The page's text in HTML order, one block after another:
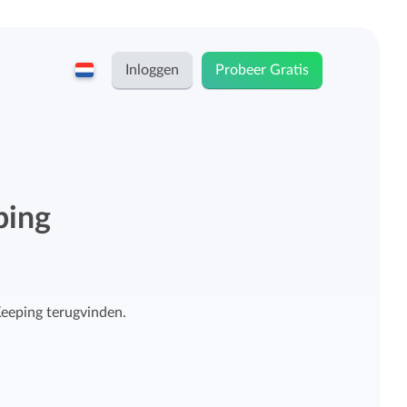
ZZP-ers en zelfstandigen
Persoonlijk urendashboard
Inloggen Probeer Gratis
terugvinden.